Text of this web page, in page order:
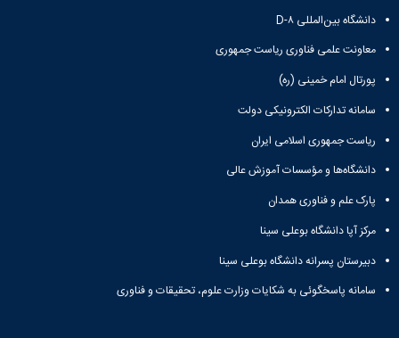
دانشگاه بین‌المللی D-۸
معاونت علمی فناوری ریاست جمهوری
پورتال امام خمینی (ره)
سامانه تدارکات الکترونیکی دولت
ریاست جمهوری اسلامی ایران
دانشگاه‌ها و مؤسسات آموزش عالی
پارک علم و فناوری همدان
مرکز آپا دانشگاه بوعلی سینا
دبیرستان پسرانه دانشگاه بوعلی سینا
سامانه پاسخگوئی به شکایات وزارت علوم، تحقیقات و فناوری